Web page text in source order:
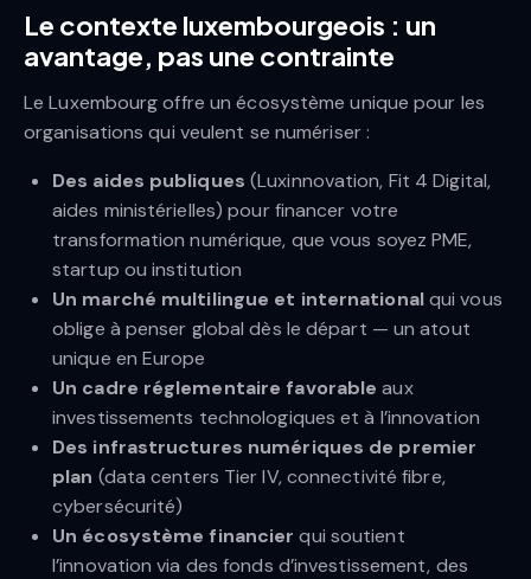
Le contexte luxembourgeois : un
avantage, pas une contrainte
Le Luxembourg offre un écosystème unique pour les
organisations qui veulent se numériser :
Des aides publiques (Luxinnovation, Fit 4 Digital,
aides ministérielles) pour financer votre
transformation numérique, que vous soyez PME,
startup ou institution
Un marché multilingue et internationalqui vous
oblige à penser global dès le départ — un atout
unique en Europe
Un cadre réglementaire favorable aux
investissements technologiques et à l’innovation
Des infrastructures numériques de premier
plan (data centers Tier IV, connectivité fibre,
cybersécurité)
Un écosystème financier qui soutient
l’innovation via des fonds d’investissement, des